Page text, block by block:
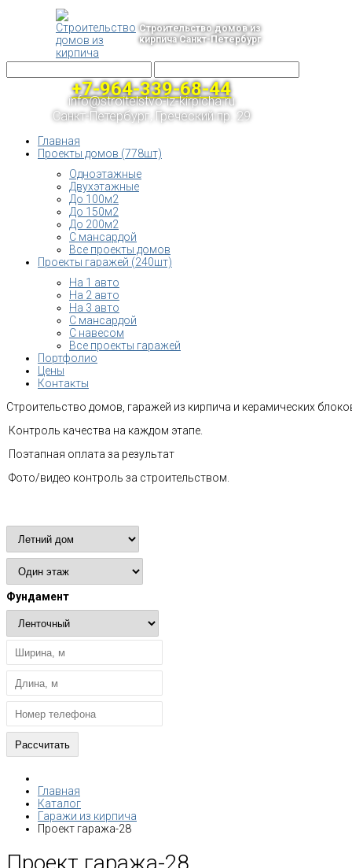
Строительство домов из
кирпича Санкт-Петербург
+7-964-339-68-44
info@stroitelstvo-iz-kirpicha.ru
Санкт-Петербург, Греческий пр. 29
Главная
Проекты домов (778шт)
Одноэтажные
Двухэтажные
До 100м2
До 150м2
До 200м2
С мансардой
Все проекты домов
Проекты гаражей (240шт)
На 1 авто
На 2 авто
На 3 авто
С мансардой
С навесом
Все проекты гаражей
Портфолио
Цены
Контакты
Строительство домов, гаражей из кирпича и керамических
Контроль качества на каждом этапе.
Поэтапная оплата за результат
Фото/видео контроль за строительством.
Фундамент
Главная
Каталог
Гаражи из кирпича
Проект гаража-28
Проект гаража-28